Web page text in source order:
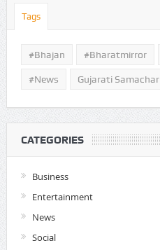
Tags
#Bhajan #bharatmirror
#news Gujarati Samachar
CATEGORIES
Business
Entertainment
News
Social